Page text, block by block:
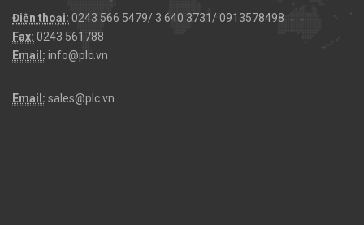
Điện thoại: 0243 566 5479/ 3 640 3731/ 0913578498
Fax: 0243 561788
Email: info@plc.vn
Email: sales@plc.vn